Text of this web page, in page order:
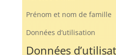
Prénom et nom de famille
Données d’utilisation
Données